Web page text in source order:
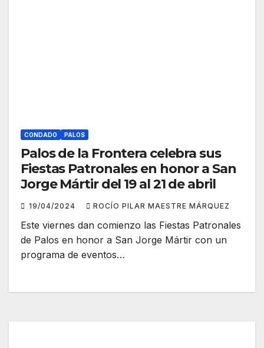
CONDADO PALOS
Palos de la Frontera celebra sus
Fiestas Patronales en honor a San
Jorge Mártir del 19 al 21 de abril
19/04/2024 ROCÍO PILAR MAESTRE MÁRQUEZ
Este viernes dan comienzo las Fiestas Patronales
de Palos en honor a San Jorge Mártir con un
programa de eventos…